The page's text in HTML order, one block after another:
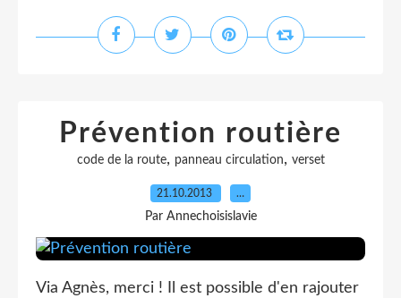
Prévention routière
code de la route, panneau circulation, verset
21.10.2013 …
Par Annechoisislavie
Via Agnès, merci ! Il est possible d'en rajouter